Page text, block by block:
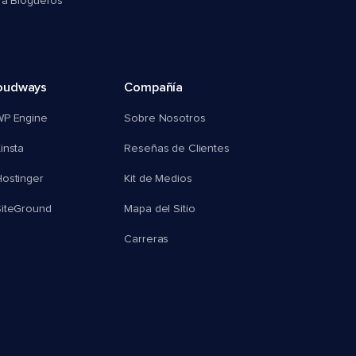
Engine
Compañía
Sobre Nosotros
Reseñas de Clientes
Kit de Medios
Mapa del Sitio
Carreras